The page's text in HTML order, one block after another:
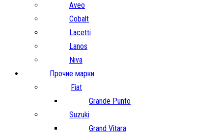
Aveo
Cobalt
Lacetti
Lanos
Niva
Прочие марки
Fiat
Grande Punto
Suzuki
Grand Vitara